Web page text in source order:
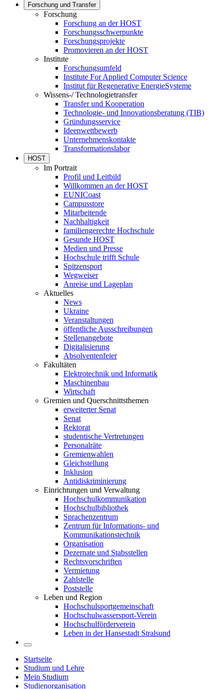
Forschung und Transfer
Forschung
Forschung an der HOST
Forschungsschwerpunkte
Forschungsprojekte
Promovieren an der HOST
Institute
Forschungsumfeld
Institute For Applied Computer Science
Institut für Regenerative EnergieSysteme
Wissens-/ Technologietransfer
Transfer und Kooperation
Technologie- und Innovationsberatung (TIB)
Gründungsservice
Ideenwettbewerb
Unternehmenskontakte
Transformationslabor
HOST
Im Portrait
Profil und Leitbild
Willkommen an der HOST
EUNICoast
Campusstore
Mitarbeitende
Nachhaltigkeit
familiengerechte Hochschule
Gesunde HOST
Medien und Presse
Hochschule trifft Schule
Spitzensport
Wegweiser
Anreise und Lageplan
Aktuelles
News
Ukraine
Veranstaltungen
öffentliche Ausschreibungen
Stellenangebote
Digitalisierung
Absolventenfeier
Fakultäten
Elektrotechnik und Informatik
Maschinenbau
Wirtschaft
Gremien und Querschnittsthemen
erweiterter Senat
Senat
Rektorat
studentische Vertretungen
Personalräte
Gremienwahlen
Gleichstellung
Inklusion
Antidiskriminierung
Einrichtungen und Verwaltung
Hochschulkommunikation
Hochschulbibliothek
Sprachenzentrum
Zentrum für Informations- und
Kommunikationstechnik
Organisation
Dezernate und Stabsstellen
Rechtsvorschriften
Vermietung
Zahlstelle
Poststelle
Leben und Region
Hochschulsportgemeinschaft
Hochschulwassersport-Verein
Hochschulförderverein
Leben in der Hansestadt Stralsund
Startseite
Studium und Lehre
Mein Studium
Studienorganisation